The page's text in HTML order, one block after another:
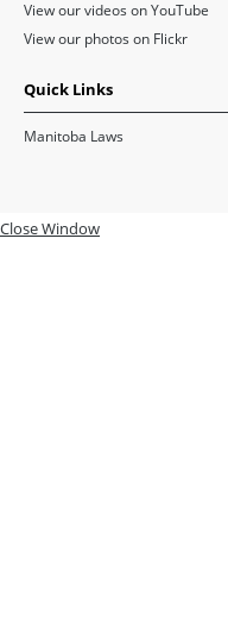
View our videos on YouTube
View our photos on Flickr
Quick Links
Manitoba Laws
Close Window